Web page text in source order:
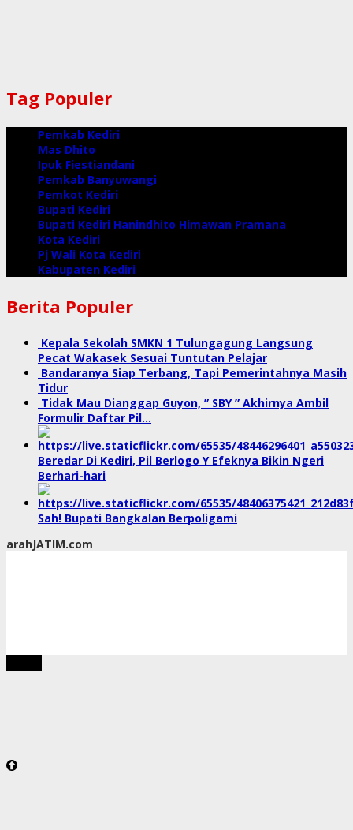
Tag Populer
Pemkab Kediri
Mas Dhito
Ipuk Fiestiandani
Pemkab Banyuwangi
Pemkot Kediri
Bupati Kediri
Bupati Kediri Hanindhito Himawan Pramana
Kota Kediri
Pj Wali Kota Kediri
Kabupaten Kediri
Berita Populer
Kepala Sekolah SMKN 1 Tulungagung Langsung
Pecat Wakasek Sesuai Tuntutan Pelajar
Bandaranya Siap Terbang, Tapi Pemerintahnya Masih
Tidur
Tidak Mau Dianggap Guyon, ” SBY ” Akhirnya Ambil
Formulir Daftar Pil…
Beredar Di Kediri, Pil Berlogo Y Efeknya Bikin Ngeri
Berhari-hari
Sah! Bupati Bangkalan Berpoligami
arahJATIM.com